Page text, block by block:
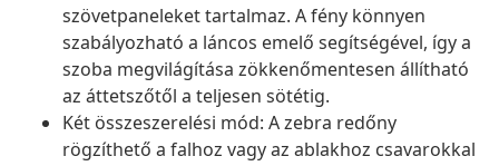
szövetpaneleket tartalmaz. A fény könnyen
szabályozható a láncos emelő segítségével, így a
szoba megvilágítása zökkenőmentesen állítható
az áttetszőtől a teljesen sötétig.
Két összeszerelési mód: A zebra redőny
rögzíthető a falhoz vagy az ablakhoz csavarokkal